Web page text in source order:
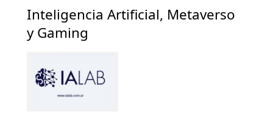
Inteligencia Artificial, Metaverso
y Gaming